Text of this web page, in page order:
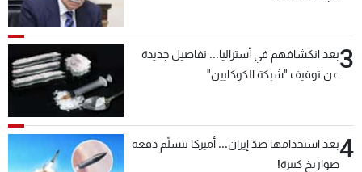
3بعد انكشافهم في أستراليا... تفاصيل جديدة
عن توقيف "شبكة الكوكايين"
4بعد استخدامها ضدّ إيران... أميركا تتسلّم دفعة
صواريخ كبيرة!